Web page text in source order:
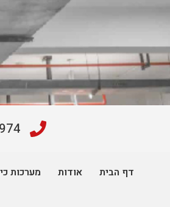
דף הבית אודות מערכות